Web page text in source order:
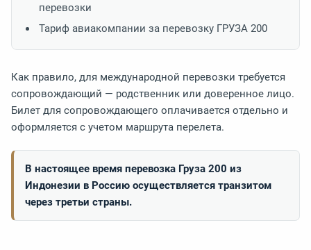
перевозки
Тариф авиакомпании за перевозку ГРУЗА 200
Как правило, для международной перевозки требуется
сопровождающий — родственник или доверенное лицо.
Билет для сопровождающего оплачивается отдельно и
оформляется с учетом маршрута перелета.
В настоящее время перевозка Груза 200 из
Индонезии в Россию осуществляется транзитом
через третьи страны.